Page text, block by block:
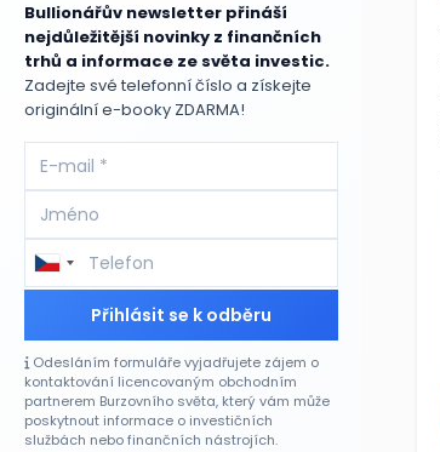
Bullionářův newsletter přináší
nejdůležitější novinky z finančních
trhů a informace ze světa investic.
Zadejte své telefonní číslo a získejte
originální e-booky ZDARMA!
Přihlásit se k odběru
Odesláním formuláře vyjadřujete zájem o
kontaktování licencovaným obchodním
partnerem Burzovního světa, který vám může
poskytnout informace o investičních
službách nebo finančních nástrojích.